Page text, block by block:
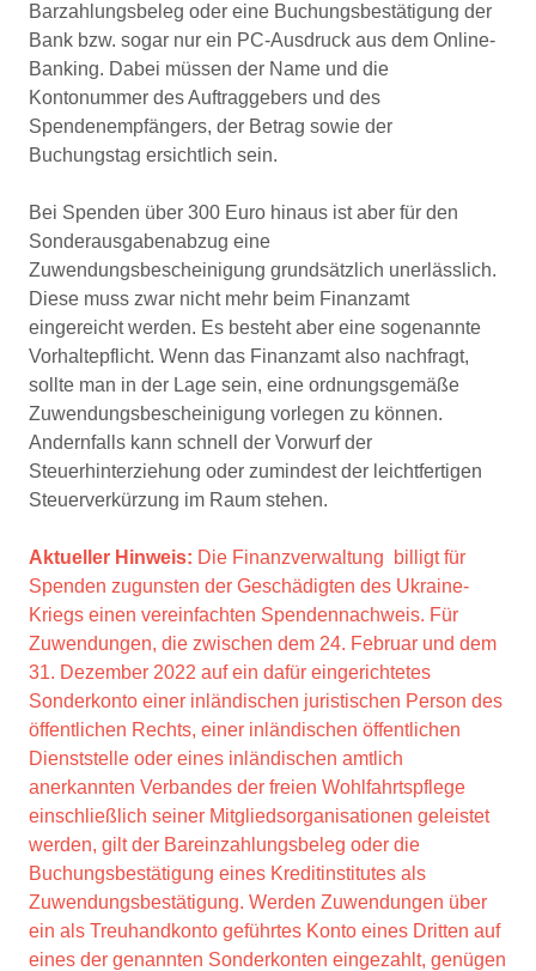
Barzahlungsbeleg oder eine Buchungsbestätigung der
Bank bzw. sogar nur ein PC-Ausdruck aus dem Online-
Banking. Dabei müssen der Name und die
Kontonummer des Auftraggebers und des
Spendenempfängers, der Betrag sowie der
Buchungstag ersichtlich sein.
Bei Spenden über 300 Euro hinaus ist aber für den
Sonderausgabenabzug eine
Zuwendungsbescheinigung grundsätzlich unerlässlich.
Diese muss zwar nicht mehr beim Finanzamt
eingereicht werden. Es besteht aber eine sogenannte
Vorhaltepflicht. Wenn das Finanzamt also nachfragt,
sollte man in der Lage sein, eine ordnungsgemäße
Zuwendungsbescheinigung vorlegen zu können.
Andernfalls kann schnell der Vorwurf der
Steuerhinterziehung oder zumindest der leichtfertigen
Steuerverkürzung im Raum stehen.
Aktueller Hinweis: Die Finanzverwaltung billigt für
Spenden zugunsten der Geschädigten des Ukraine-
Kriegs einen vereinfachten Spendennachweis. Für
Zuwendungen, die zwischen dem 24. Februar und dem
31. Dezember 2022 auf ein dafür eingerichtetes
Sonderkonto einer inländischen juristischen Person des
öffentlichen Rechts, einer inländischen öffentlichen
Dienststelle oder eines inländischen amtlich
anerkannten Verbandes der freien Wohlfahrtspflege
einschließlich seiner Mitgliedsorganisationen geleistet
werden, gilt der Bareinzahlungsbeleg oder die
Buchungsbestätigung eines Kreditinstitutes als
Zuwendungsbestätigung. Werden Zuwendungen über
ein als Treuhandkonto geführtes Konto eines Dritten auf
eines der genannten Sonderkonten eingezahlt, genügen